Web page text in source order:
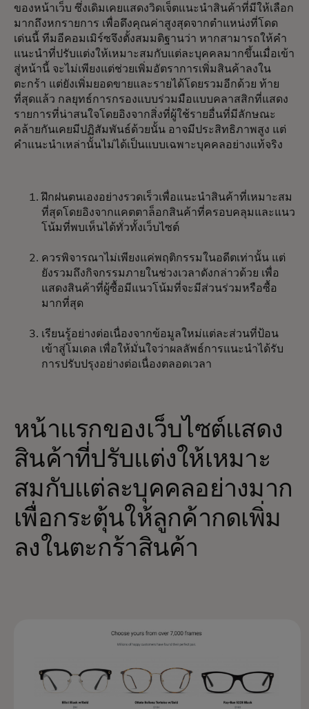
ของหน้าเว็บ ซึ่งเดิมเคยแสดงวิดเจ็ตแนะนำสินค้าที่มีให้เลือก
มากถึงหกรายการ เพื่อดึงคุณค่าสูงสุดจากตำแหน่งที่โดด
เด่นนี้ ทีมอีคอมเมิร์ซจึงตั้งสมมติฐานว่า หากสามารถให้คำ
แนะนำที่ปรับแต่งให้เหมาะสมกับแต่ละบุคคลมากขึ้นเมื่อเข้า
สู่หน้านี้ จะไม่เพียงแต่ช่วยเพิ่มอัตราการเพิ่มสินค้าลงใน
ตะกร้า แต่ยังเพิ่มยอดขายและรายได้โดยรวมอีกด้วย ท้าย
ที่สุดแล้ว กลยุทธ์การกรองแบบร่วมมือแบบคลาสสิกที่แสดง
รายการที่น่าสนใจโดยอิงจากสิ่งที่ผู้ใช้รายอื่นที่มีลักษณะ
คล้ายกันเคยมีปฏิสัมพันธ์ด้วยนั้น อาจมีประสิทธิภาพสูง แต่
คำแนะนำเหล่านั้นไม่ได้เป็นแบบเฉพาะบุคคลอย่างแท้จริง
ฝึกฝนตนเองอย่างรวดเร็วเพื่อแนะนำสินค้าที่เหมาะสม
ที่สุดโดยอิงจากแคตตาล็อกสินค้าที่ครอบคลุมและแนว
โน้มที่พบเห็นได้ทั่วทั้งเว็บไซต์
ควรพิจารณาไม่เพียงแค่พฤติกรรมในอดีตเท่านั้น แต่
ยังรวมถึงกิจกรรมภายในช่วงเวลาดังกล่าวด้วย เพื่อ
แสดงสินค้าที่ผู้ซื้อมีแนวโน้มที่จะมีส่วนร่วมหรือซื้อ
มากที่สุด
เรียนรู้อย่างต่อเนื่องจากข้อมูลใหม่แต่ละส่วนที่ป้อน
เข้าสู่โมเดล เพื่อให้มั่นใจว่าผลลัพธ์การแนะนำได้รับ
การปรับปรุงอย่างต่อเนื่องตลอดเวลา
หน้าแรกของเว็บไซต์แสดง
สินค้าที่ปรับแต่งให้เหมาะ
สมกับแต่ละบุคคลอย่างมาก
เพื่อกระตุ้นให้ลูกค้ากดเพิ่ม
ลงในตะกร้าสินค้า